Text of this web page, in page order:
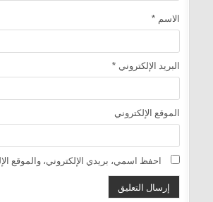
الاسم *
البريد الإلكتروني *
الموقع الإلكتروني
احفظ اسمي، بريدي الإلكتروني، والموقع